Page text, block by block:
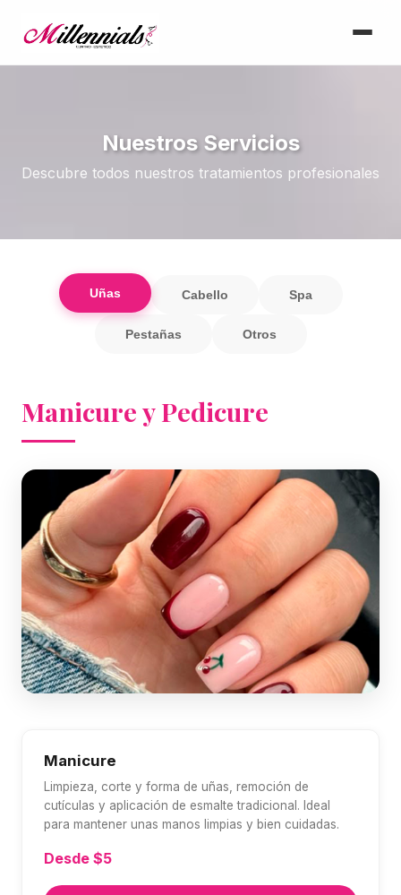
Nuestros Servicios
Descubre todos nuestros tratamientos profesionales
Uñas Cabello Spa
Pestañas Otros
Manicure y Pedicure
Manicure
Limpieza, corte y forma de uñas, remoción de
cutículas y aplicación de esmalte tradicional. Ideal
para mantener unas manos limpias y bien cuidadas.
Desde $5